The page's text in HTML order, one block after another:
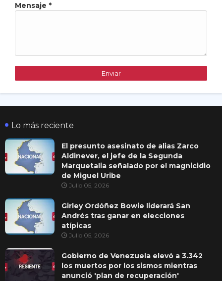
Mensaje *
Lo más reciente
El presunto asesinato de alias Zarco
Aldinever, el jefe de la Segunda
Marquetalia señalado por el magnicidio
de Miguel Uribe
Julio 05, 2026
Girley Ordóñez Bowie liderará San
Andrés tras ganar en elecciones
atípicas
Julio 05, 2026
Gobierno de Venezuela elevó a 3.342
los muertos por los sismos mientras
anunció 'plan de recuperación'